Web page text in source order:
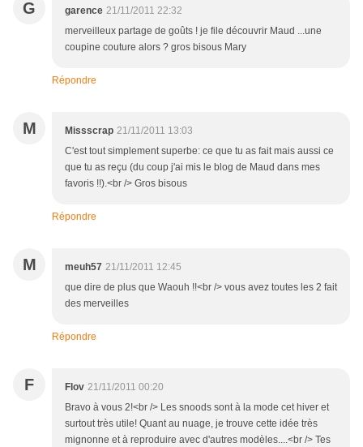
G garence 21/11/2011 22:32
merveilleux partage de goûts ! je file découvrir Maud ...une
coupine couture alors ? gros bisous Mary
Répondre
M Missscrap 21/11/2011 13:03
C'est tout simplement superbe: ce que tu as fait mais aussi ce
que tu as reçu (du coup j'ai mis le blog de Maud dans mes
favoris !!).<br /> Gros bisous
Répondre
M meuh57 21/11/2011 12:45
que dire de plus que Waouh !!<br /> vous avez toutes les 2 fait
des merveilles
Répondre
F Flov 21/11/2011 00:20
Bravo à vous 2!<br /> Les snoods sont à la mode cet hiver et
surtout très utile! Quant au nuage, je trouve cette idée très
mignonne et à reproduire avec d'autres modèles....<br /> Tes